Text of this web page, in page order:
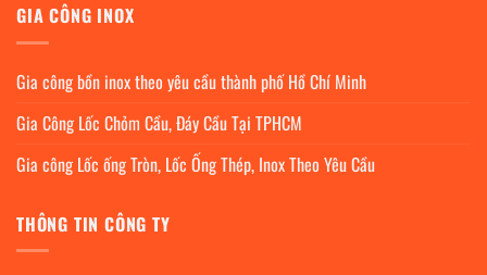
GIA CÔNG INOX
Gia công bồn inox theo yêu cầu thành phố Hồ Chí Minh
Gia Công Lốc Chỏm Cầu, Đáy Cầu Tại TPHCM
Gia công Lốc ống Tròn, Lốc Ống Thép, Inox Theo Yêu Cầu
THÔNG TIN CÔNG TY